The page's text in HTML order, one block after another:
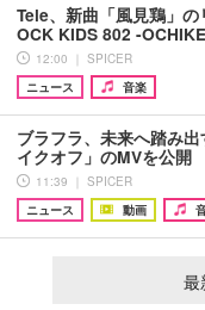
Tele、新曲「風見鶏」
OCK KIDS 802 -
12:00 ｜ SPICER
ニュース
音楽
ブラフラ、未来へ踏み
イクオフ」のMVを公開
11:39 ｜ SPICER
ニュース
動画
最